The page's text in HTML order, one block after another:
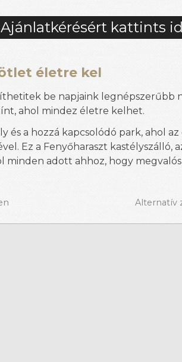
Ajánlatkérésért kattints
életre kel
be napjaink legnépszerűbb
ahol mindez életre kelhet.
és a hozzá kapcsolódó park, ahol
Ez a Fenyőharaszt kastélyszálló,
minden adott ahhoz, hogy
Alternatív